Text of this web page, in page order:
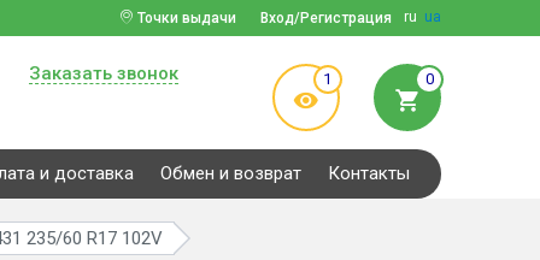
ru ua
Вход/Регистрация
Точки выдачи
Заказать звонок 1 0
и доставка Обмен и возврат Контакты
235/60 R17 102V